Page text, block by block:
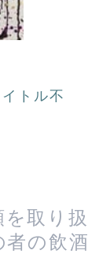
トル不
取り扱
の飲酒